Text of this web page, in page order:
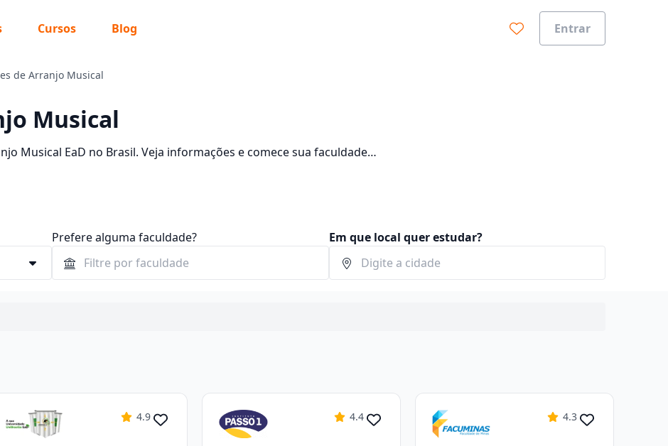
Cursos Blog Entrar
de Arranjo Musical
Musical
Musical EaD no Brasil. Veja informações e comece sua faculdade
Prefere alguma faculdade? Em que local quer estudar?
4.9 4.4 4.3